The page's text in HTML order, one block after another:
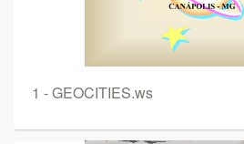
1 - GEOCITIES.ws